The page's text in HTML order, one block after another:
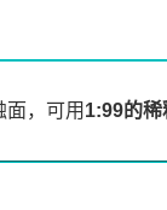
面，可用 1:99的